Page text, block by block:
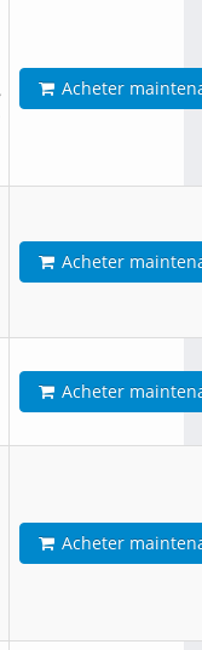
Acheter
Acheter
Acheter
Acheter